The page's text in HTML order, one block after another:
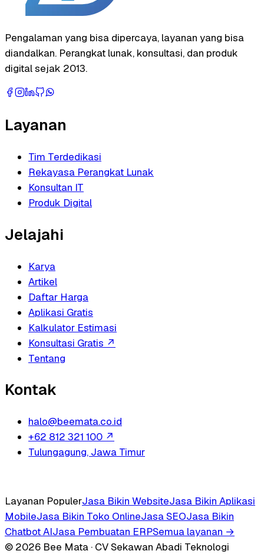
Pengalaman yang bisa dipercaya, layanan yang bisa
diandalkan. Perangkat lunak, konsultasi, dan produk
digital sejak 2013.
Layanan
Tim Terdedikasi
Rekayasa Perangkat Lunak
Konsultan IT
Produk Digital
Jelajahi
Karya
Artikel
Daftar Harga
Aplikasi Gratis
Kalkulator Estimasi
Konsultasi Gratis ↗
Tentang
Kontak
halo@beemata.co.id
+62 812 321 100 ↗
Tulungagung, Jawa Timur
Layanan PopulerJasa Bikin WebsiteJasa Bikin Aplikasi
MobileJasa Bikin Toko OnlineJasa SEOJasa Bikin
Chatbot AIJasa Pembuatan ERPSemua layanan →
© 2026 Bee Mata · CV Sekawan Abadi Teknologi